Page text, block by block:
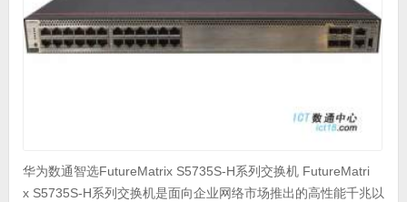
华为数通智选FutureMatrix S5735S-H系列交换机 FutureMatri
x S5735S-H系列交换机是面向企业网络市场推出的高性能千兆以